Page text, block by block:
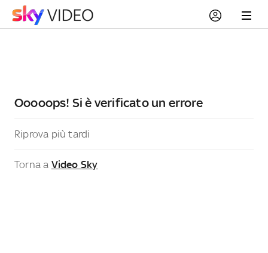
Ooooops! Si è verificato un errore
Riprova più tardi
Torna a Video Sky